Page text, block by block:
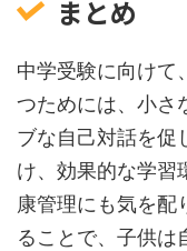
まとめ
中学受験に向けて
つためには、小さ
ブな自己対話を促
け、効果的な学習
康管理にも気を配
ることで、子供は